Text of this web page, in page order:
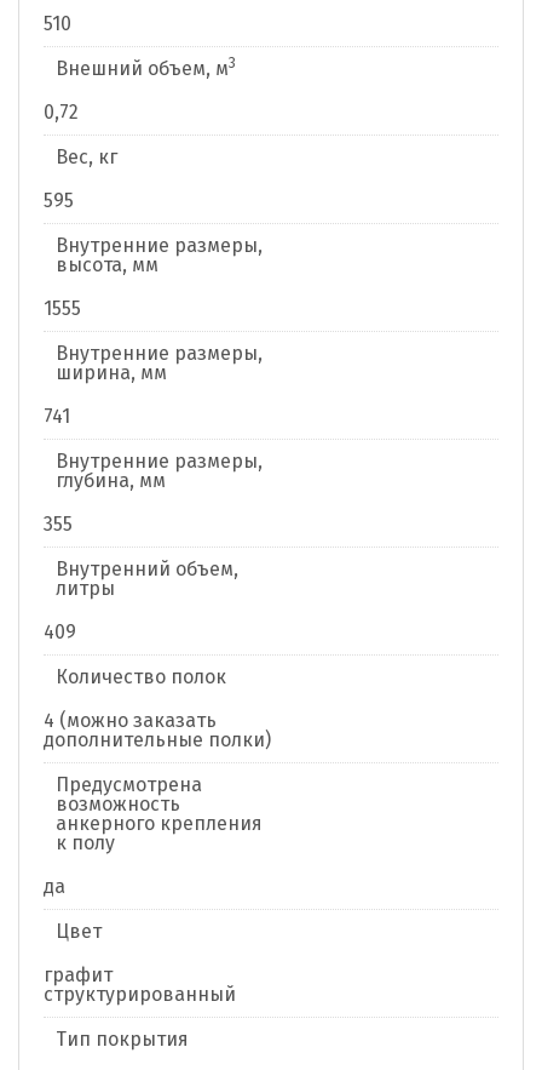
510
Внешний объем, м3
0,72
Вес, кг
595
Внутренние размеры,
высота, мм
1555
Внутренние размеры,
ширина, мм
741
Внутренние размеры,
глубина, мм
355
Внутренний объем,
литры
409
Количество полок
4 (можно заказать
дополнительные полки)
Предусмотрена
возможность
анкерного крепления
к полу
да
Цвет
графит
структурированный
Тип покрытия